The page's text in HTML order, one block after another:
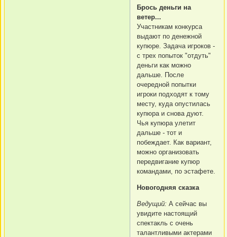
Брось деньги на
ветер...
Участникам конкурса
выдают по денежной
купюре. Задача игроков -
с трех попыток "отдуть"
деньги как можно
дальше. После
очередной попытки
игроки подходят к тому
месту, куда опустилась
купюра и снова дуют.
Чья купюра улетит
дальше - тот и
побеждает. Как вариант,
можно организовать
передвигание купюр
командами, по эстафете.
Новогодняя сказка
Ведущий: А сейчас вы
увидите настоящий
спектакль с очень
талантливыми актерами